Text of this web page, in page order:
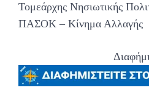
Τομεάρχης Νησιωτικής
ΠΑΣΟΚ – Κίνημα Αλλαγής